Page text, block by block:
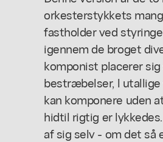
orkesterstykkets
fastholder ved
igennem de broget
komponist placerer
bestræbelser, l utallige
kan komponere uden
hidtil rigtig er
af sig selv - om det så